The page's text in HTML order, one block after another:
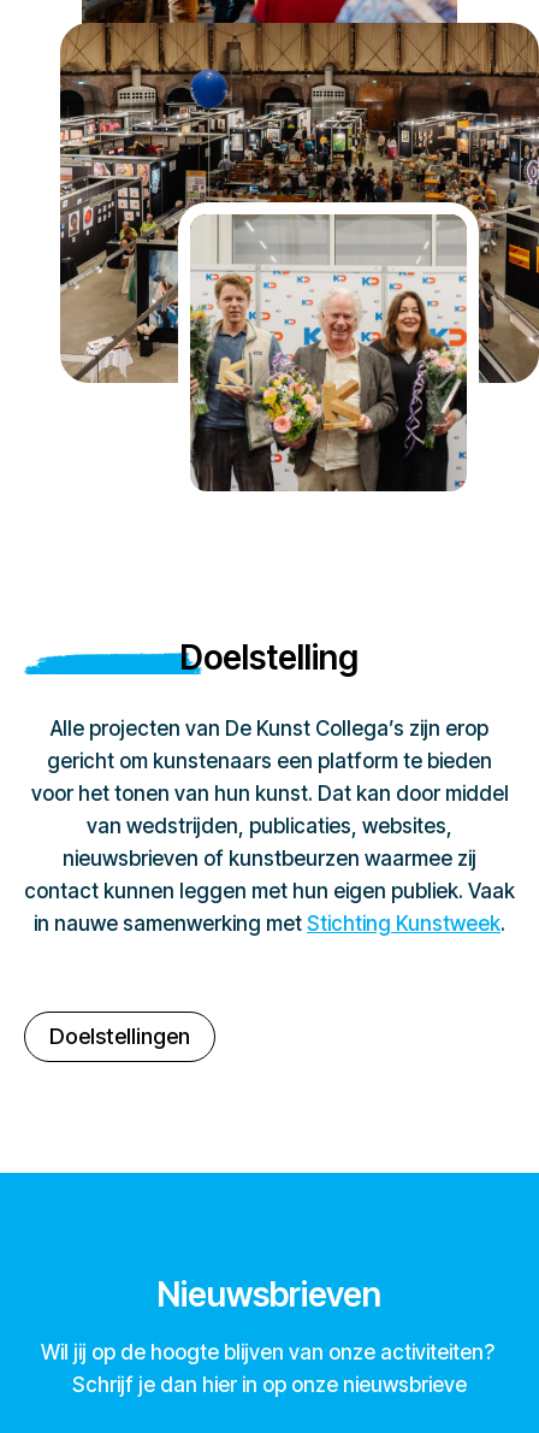
Doelstelling
Alle projecten van De Kunst Collega’s zijn erop
gericht om kunstenaars een platform te bieden
voor het tonen van hun kunst. Dat kan door middel
van wedstrijden, publicaties, websites,
nieuwsbrieven of kunstbeurzen waarmee zij
contact kunnen leggen met hun eigen publiek. Vaak
in nauwe samenwerking met Stichting Kunstweek.
Doelstellingen
Nieuwsbrieven
Wil jij op de hoogte blijven van onze activiteiten?
Schrijf je dan hier in op onze nieuwsbrieve